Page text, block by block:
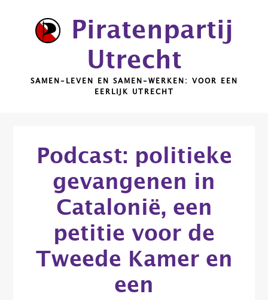
Piratenpartij
Utrecht
SAMEN-LEVEN EN SAMEN-WERKEN: VOOR EEN
EERLIJK UTRECHT
Podcast: politieke
gevangenen in
Catalonië, een
petitie voor de
Tweede Kamer en
een